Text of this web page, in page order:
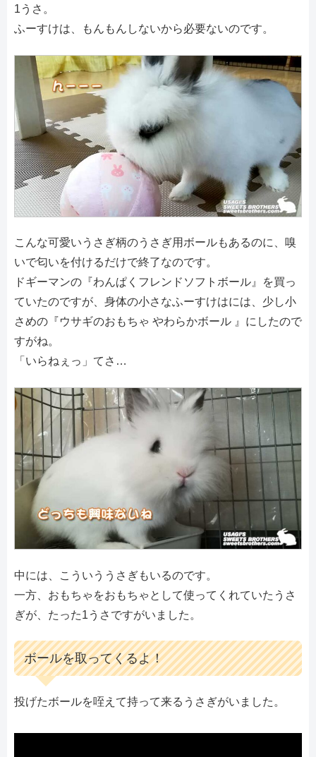
1うさ。
ふーすけは、もんもんしないから必要ないのです。
こんな可愛いうさぎ柄のうさぎ用ボールもあるのに、嗅
いで匂いを付けるだけで終了なのです。
ドギーマンの『わんぱくフレンドソフトボール』を買っ
ていたのですが、身体の小さなふーすけはには、少し小
さめの『ウサギのおもちゃ やわらかボール 』にしたので
すがね。
「いらねぇっ」てさ…
中には、こういううさぎもいるのです。
一方、おもちゃをおもちゃとして使ってくれていたうさ
ぎが、たった1うさですがいました。
ボールを取ってくるよ！
投げたボールを咥えて持って来るうさぎがいました。